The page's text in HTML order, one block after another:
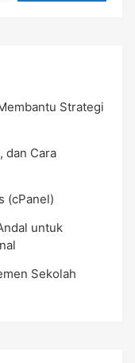
Strategi
dan Cara
(cPanel)
untuk
Sekolah